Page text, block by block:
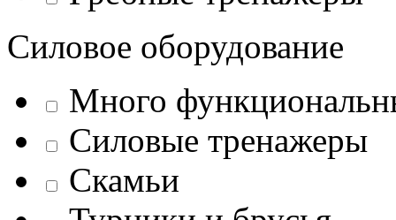
Силовое оборудование
Много
Силовые тренажеры
Скамьи